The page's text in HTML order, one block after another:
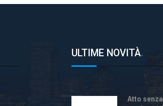
ULTIME NOVITÀ.
Atto senza